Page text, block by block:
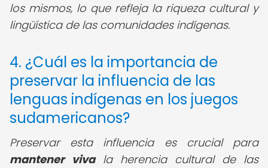
los mismos, lo que refleja la riqueza cultural y
lingüística de las comunidades indígenas.
4. ¿Cuál es la importancia de
preservar la influencia de las
lenguas indígenas en los juegos
sudamericanos?
Preservar esta influencia es crucial para
mantener vivala herencia cultural de las